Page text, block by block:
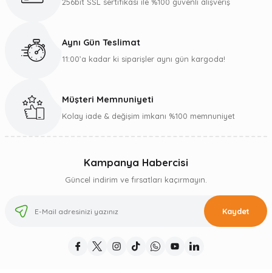
Aynı Gün Teslimat
11:00’a kadar ki siparişler aynı gün kargoda!
Müşteri Memnuniyeti
Kolay iade & değişim imkanı %100 memnuniyet
Kampanya Habercisi
Güncel indirim ve fırsatları kaçırmayın.
Kaydet